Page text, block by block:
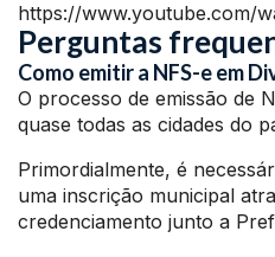
https://www.youtube.com/
Perguntas
Como emitir a NFS-e em
O processo de emissão de
quase todas as cidades do
Primordialmente, é
uma inscrição municipal
credenciamento junto a